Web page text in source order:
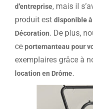
d’entreprise, mais il
produit est disponible
Décoration. De plus,
ce portemanteau pour
exemplaires grâce à
location en Drôme.